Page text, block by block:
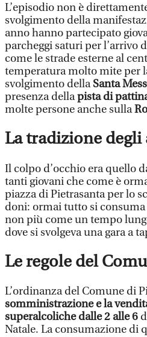
L’episodio non è
svolgimento della
anno hanno partecipato
parcheggi saturi per l’arrivo
come le strade esterne al
temperatura molto mite per
svolgimento dellaSanta
presenza dellapista di
molte persone anche sulla
La tradizione degli
Il colpo d’occhio era quello
tanti giovani che come è
piazza di Pietrasanta per lo
doni: ormai tutto si consuma
non più come un tempo
dove si svolgeva una gara a
Le regole del
L’ordinanza del Comune di
somministrazione e la
superalcoliche dalle 2 alle 6
Natale. La consumazione di